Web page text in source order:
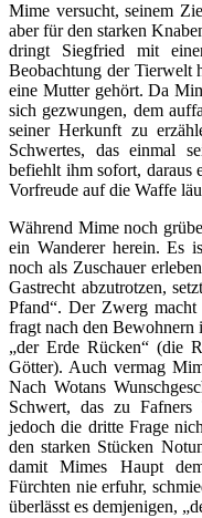
Mime versucht, seinem
aber für den starken
dringt Siegfried mit
Beobachtung der Tierwelt
eine Mutter gehört. Da
sich gezwungen, dem
seiner Herkunft zu
Schwertes, das einmal
befiehlt ihm sofort, daraus
Vorfreude auf die Waffe
Während Mime noch
ein Wanderer herein. Es
noch als Zuschauer
Gastrecht abzutrotzen,
Pfand“. Der Zwerg
fragt nach den
„der Erde Rücken“ (die
Götter). Auch vermag
Nach Wotans
Schwert, das zu
jedoch die dritte Frage
den starken Stücken
damit Mimes Haupt
Fürchten nie erfuhr,
überlässt es demjenigen,